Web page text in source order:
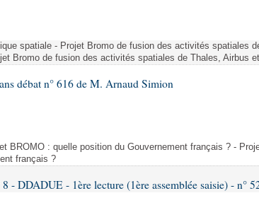
spatiale - Projet Bromo de fusion des activités spatiales
Bromo de fusion des activités spatiales de Thales, Airbus
débat n° 616 de M. Arnaud Simion
BROMO : quelle position du Gouvernement français ? -
français ?
- DDADUE - 1ère lecture (1ère assemblée saisie) - n°